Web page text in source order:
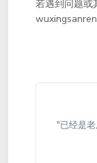
若遇到问题或
"已经是